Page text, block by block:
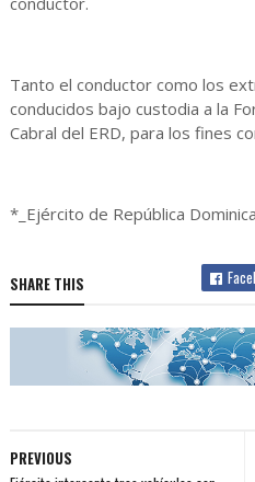
Tanto el conductor como los
conducidos bajo custodia a la
Cabral del ERD, para los fines
*_Ejército de República
SHARE THIS
PREVIOUS